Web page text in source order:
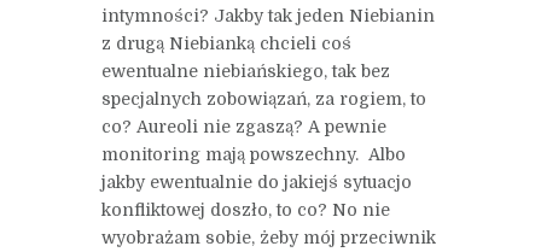
intymności? Jakby tak jeden Niebianin
z drugą Niebianką chcieli coś
ewentualne niebiańskiego, tak bez
specjalnych zobowiązań, za rogiem, to
co? Aureoli nie zgaszą? A pewnie
monitoring mają powszechny. Albo
jakby ewentualnie do jakiejś sytuacjo
konfliktowej doszło, to co? No nie
wyobrażam sobie, żeby mój przeciwnik